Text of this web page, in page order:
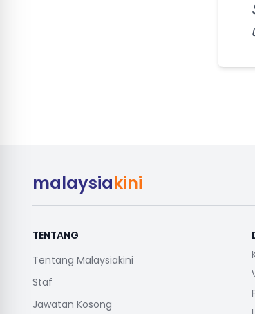
malaysiakini
TENTANG
Tentang Malaysiakini
Staf
Jawatan Kosong